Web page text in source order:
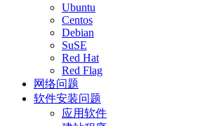
Ubuntu
Centos
Debian
SuSE
Red Hat
Red Flag
网络问题
软件安装问题
应用软件